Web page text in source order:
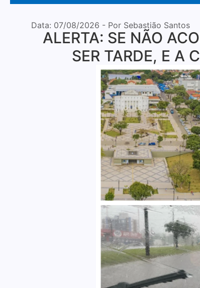
Data: 07/08/2026 - Por Sebastião Santos
ALERTA: SE NÃO
SER TARDE, E A